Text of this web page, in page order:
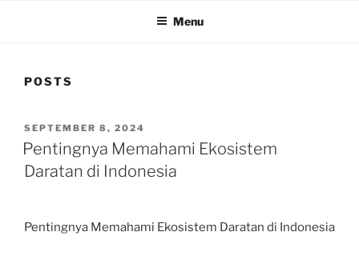
Menu
POSTS
POSTED
ON
SEPTEMBER 8, 2024
Pentingnya Memahami Ekosistem
Daratan di Indonesia
Pentingnya Memahami Ekosistem Daratan di Indonesia